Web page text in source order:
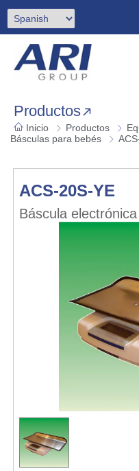
Productos
Inicio Productos
Básculas para bebés
ACS-20S-YE
Báscula